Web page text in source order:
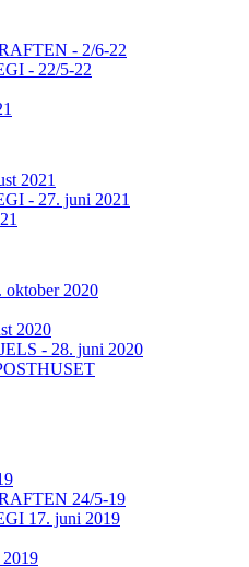
- 2/6-22
- 22/5-22
2021
- 27. juni 2021
2020
2020
- 28. juni 2020
24/5-19
17. juni 2019